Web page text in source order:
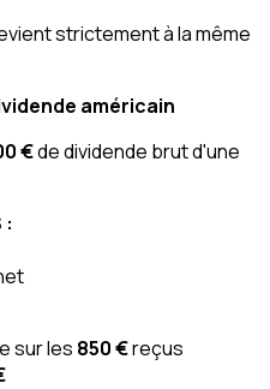
strictement à la même
américain
€de dividende brut d'une
:
sur les 850 €reçus